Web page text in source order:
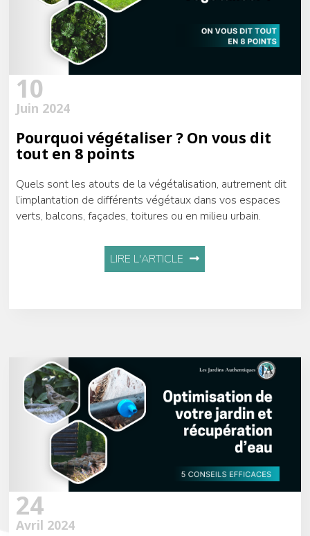
10
Juin 2024
Pourquoi végétaliser ? On vous dit
tout en 8 points
Quels sont les atouts de la végétalisation, autrement dit
l’implantation de différents végétaux dans vos espaces
verts, balcons, façades, toitures ou en milieu urbain.
LIRE L'ARTICLE
24
Avril 2024